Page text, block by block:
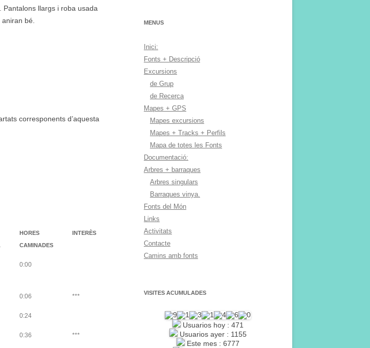
llargs i roba usada
bé.
corresponents d’aquesta
HORES
CAMINADES
INTERÈS
0:00
0:06 ***
0:24
0:36 ***
MENUS
Inici:
Fonts + Descripció
Excursions
de Grup
de Recerca
Mapes + GPS
Mapes excursions
Mapes + Tracks + Perfils
Mapa de totes les Fonts
Documentació:
Arbres + barraques
Arbres singulars
Barraques vinya.
Fonts del Món
Links
Activitats
Contacte
Camins amb fonts
VISITES ACUMULADES
Usuarios hoy : 471
Usuarios ayer : 1155
Este mes : 6777